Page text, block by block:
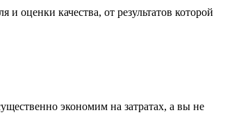
оценки качества, от результатов которой
экономим на затратах, а вы не